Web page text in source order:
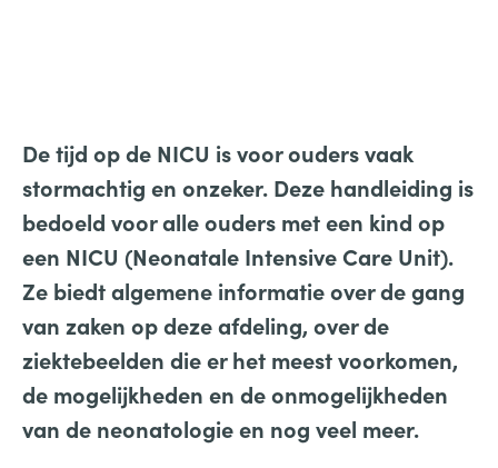
De tijd op de NICU is voor ouders vaak
stormachtig en onzeker. Deze handleiding is
bedoeld voor alle ouders met een kind op
een NICU (Neonatale Intensive Care Unit).
Ze biedt algemene informatie over de gang
van zaken op deze afdeling, over de
ziektebeelden die er het meest voorkomen,
de mogelijkheden en de onmogelijkheden
van de neonatologie en nog veel meer.